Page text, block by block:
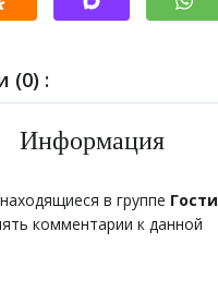
(0) :
Информация
в группе Гости
комментарии к данной